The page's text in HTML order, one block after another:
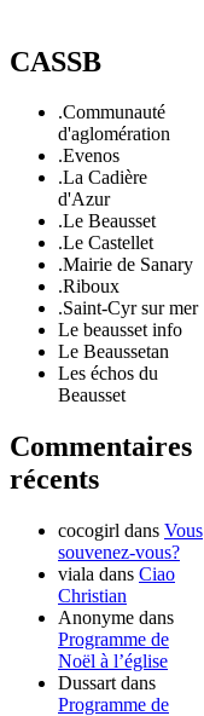
CASSB
.Communauté
d'aglomération
.Evenos
.La Cadière
d'Azur
.Le Beausset
.Le Castellet
.Mairie de Sanary
.Riboux
.Saint-Cyr sur mer
Le beausset info
Le Beaussetan
Les échos du
Beausset
Commentaires
récents
cocogirl dans Vous
souvenez-vous?
viala dans Ciao
Christian
Anonyme dans
Programme de
Noël à l’église
Dussart dans
Programme de